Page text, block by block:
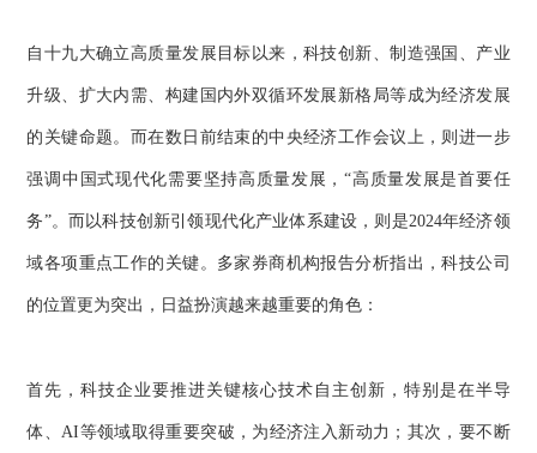
自十九大确立高质量发展目标以来，科技创新、制造强国、产业
升级、扩大内需、构建国内外双循环发展新格局等成为经济发展
的关键命题。而在数日前结束的中央经济工作会议上，则进一步
强调中国式现代化需要坚持高质量发展，“高质量发展是首要任
务”。而以科技创新引领现代化产业体系建设，则是2024年经济领
域各项重点工作的关键。多家券商机构报告分析指出，科技公司
的位置更为突出，日益扮演越来越重要的角色：
首先，科技企业要推进关键核心技术自主创新，特别是在半导
体、AI等领域取得重要突破，为经济注入新动力；其次，要不断